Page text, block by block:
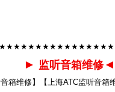
► 监听音箱维修
箱维修】【上海ATC监听音